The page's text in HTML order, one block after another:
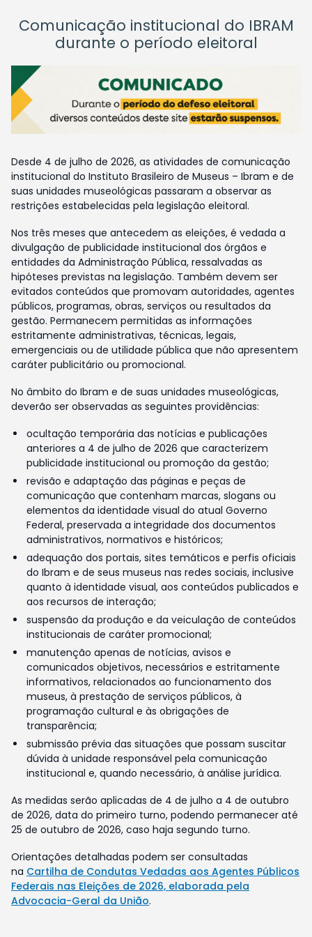
Comunicação institucional do IBRAM
durante o período eleitoral
Desde 4 de julho de 2026, as atividades de comunicação
institucional do Instituto Brasileiro de Museus – Ibram e de
suas unidades museológicas passaram a observar as
restrições estabelecidas pela legislação eleitoral.
Nos três meses que antecedem as eleições, é vedada a
divulgação de publicidade institucional dos órgãos e
entidades da Administração Pública, ressalvadas as
hipóteses previstas na legislação. Também devem ser
evitados conteúdos que promovam autoridades, agentes
públicos, programas, obras, serviços ou resultados da
gestão. Permanecem permitidas as informações
estritamente administrativas, técnicas, legais,
emergenciais ou de utilidade pública que não apresentem
caráter publicitário ou promocional.
No âmbito do Ibram e de suas unidades museológicas,
deverão ser observadas as seguintes providências:
ocultação temporária das notícias e publicações
anteriores a 4 de julho de 2026 que caracterizem
publicidade institucional ou promoção da gestão;
revisão e adaptação das páginas e peças de
comunicação que contenham marcas, slogans ou
elementos da identidade visual do atual Governo
Federal, preservada a integridade dos documentos
administrativos, normativos e históricos;
adequação dos portais, sites temáticos e perfis oficiais
do Ibram e de seus museus nas redes sociais, inclusive
quanto à identidade visual, aos conteúdos publicados e
aos recursos de interação;
suspensão da produção e da veiculação de conteúdos
institucionais de caráter promocional;
manutenção apenas de notícias, avisos e
comunicados objetivos, necessários e estritamente
informativos, relacionados ao funcionamento dos
museus, à prestação de serviços públicos, à
programação cultural e às obrigações de
transparência;
submissão prévia das situações que possam suscitar
dúvida à unidade responsável pela comunicação
institucional e, quando necessário, à análise jurídica.
As medidas serão aplicadas de 4 de julho a 4 de outubro
de 2026, data do primeiro turno, podendo permanecer até
25 de outubro de 2026, caso haja segundo turno.
Orientações detalhadas podem ser consultadas
na Cartilha de Condutas Vedadas aos Agentes Públicos
Federais nas Eleições de 2026, elaborada pela
Advocacia-Geral da União.